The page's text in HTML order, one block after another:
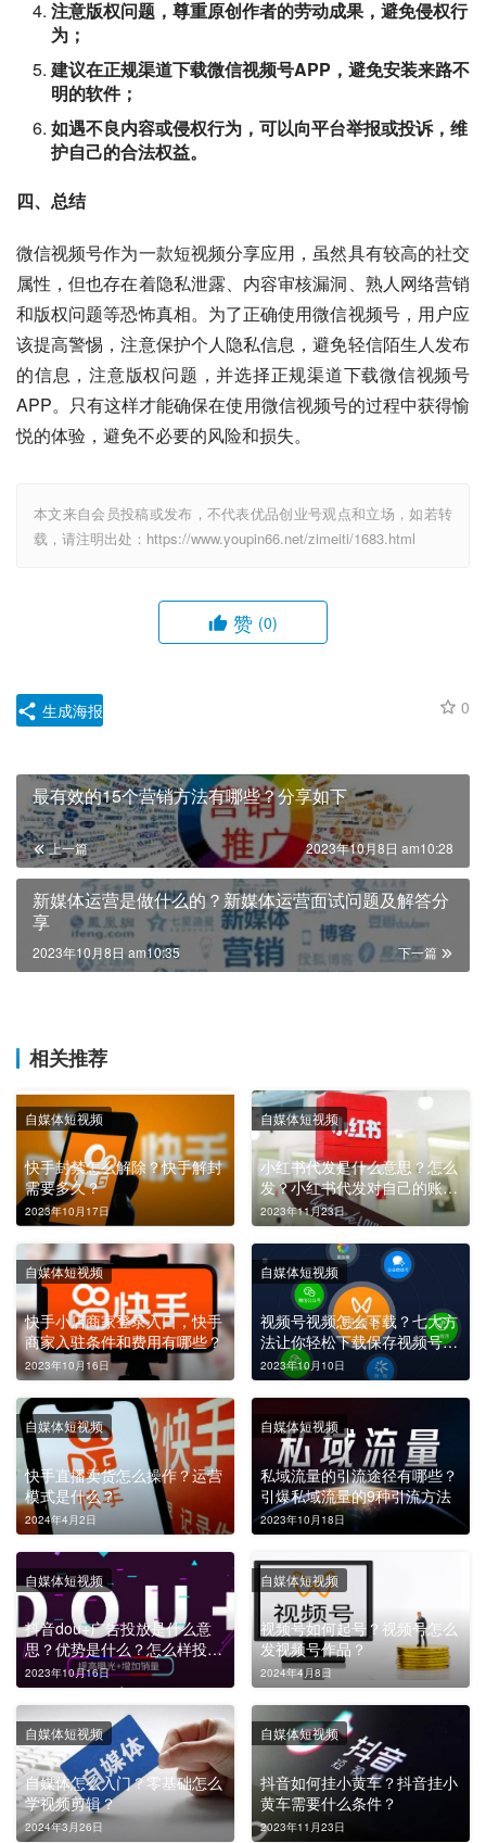
注意版权问题，尊重原创作者的劳动成果，避免侵权行
为；
建议在正规渠道下载微信视频号APP，避免安装来路不
明的软件；
如遇不良内容或侵权行为，可以向平台举报或投诉，维
护自己的合法权益。
四、总结
微信视频号作为一款短视频分享应用，虽然具有较高的社交
属性，但也存在着隐私泄露、内容审核漏洞、熟人网络营销
和版权问题等恐怖真相。为了正确使用微信视频号，用户应
该提高警惕，注意保护个人隐私信息，避免轻信陌生人发布
的信息，注意版权问题，并选择正规渠道下载微信视频号
APP。只有这样才能确保在使用微信视频号的过程中获得愉
悦的体验，避免不必要的风险和损失。
本文来自会员投稿或发布，不代表优品创业号观点和立场，如若转
载，请注明出处：https://www.youpin66.net/zimeiti/1683.html
赞 (0)
0
生成海报
最有效的15个营销方法有哪些？分享如下
上一篇 2023年10月8日 am10:28
新媒体运营是做什么的？新媒体运营面试问题及解答分
享
下一篇
2023年10月8日 am10:35
相关推荐
快手封禁怎么解除？快手解封
需要多久？
2023年10月17日
自媒体短视频
小红书代发是什么意思？怎么
发？小红书代发对自己的账号
有影响吗？
2023年11月23日
自媒体短视频
快手小店商家登录入口，快手
商家入驻条件和费用有哪些？
2023年10月16日
自媒体短视频
视频号视频怎么下载？七大方
法让你轻松下载保存视频号视
频！
2023年10月10日
自媒体短视频
快手直播卖货怎么操作？运营
模式是什么？
2024年4月2日
自媒体短视频
私域流量的引流途径有哪些？
引爆私域流量的9种引流方法
2023年10月18日
自媒体短视频
抖音dou+广告投放是什么意
思？优势是什么？怎么样投放
广告？
2023年10月16日
自媒体短视频
视频号如何起号？视频号怎么
发视频号作品？
2024年4月8日
自媒体短视频
自媒体怎么入门？零基础怎么
学视频剪辑？
2024年3月26日
自媒体短视频
抖音如何挂小黄车？抖音挂小
黄车需要什么条件？
2023年11月23日
自媒体短视频